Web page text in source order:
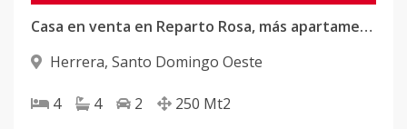
Casa en venta en Reparto Rosa, más apartamento en alquiler
Herrera, Santo Domingo Oeste
4 4 2 250 Mt2